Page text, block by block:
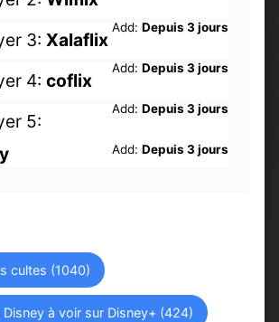
Add: Depuis 3 jours
3: Xalaflix
Add: Depuis 3 jours
4: coflix
Add: Depuis 3 jours
5:
Add: Depuis 3 jours
cultes (1040)
Disney à voir sur Disney+ (424)